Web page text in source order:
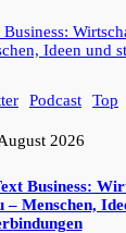
Podcast Top
2026
Business:
Menschen,